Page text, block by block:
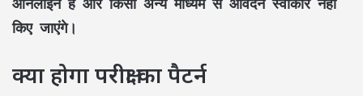
किए जाएंगे।
क्या होगा परीक्षा का पैटर्न